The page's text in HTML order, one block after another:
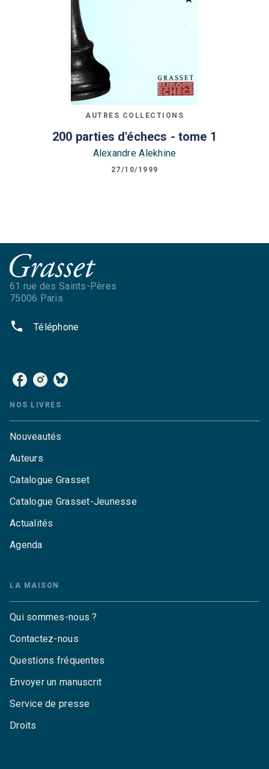
AUTRES COLLECTIONS
200 parties d'échecs - tome 1
Alexandre Alekhine
27/10/1999
61 rue des Saints-Pères
75006 Paris
phone Téléphone
NOS LIVRES
Nouveautés
Auteurs
Catalogue Grasset
Catalogue Grasset-Jeunesse
Actualités
Agenda
LA MAISON
Qui sommes-nous ?
Contactez-nous
Questions fréquentes
Envoyer un manuscrit
Service de presse
Droits